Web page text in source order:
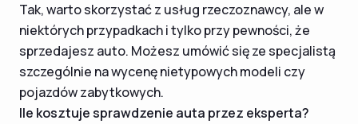
Tak, warto skorzystać z usług rzeczoznawcy, ale w
niektórych przypadkach i tylko przy pewności, że
sprzedajesz auto. Możesz umówić się ze specjalistą
szczególnie na wycenę nietypowych modeli czy
pojazdów zabytkowych.
Ile kosztuje sprawdzenie auta przez eksperta?